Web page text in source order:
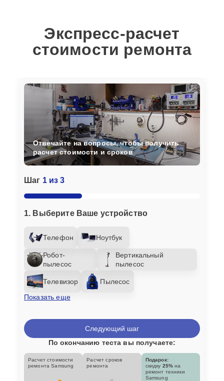
Экспресс-расчет
стоимости ремонта
Шаг 1 из 3
1. Выберите Ваше устройство
Телефон Ноутбук
Робот-
пылесос
Вертикальный
пылесос
Телевизор
Пылесос
Показать еще
Отвечайте на вопросы, чтобы получить
расчет стоимости и сроков
Следующий шаг
По окончанию теста вы получаете:
Расчет стоимости
ремонта Samsung
Расчет сроков
ремонта
Подарок:
скидку 25% на
ремонт техники
Samsung